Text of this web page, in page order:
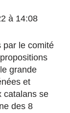
à 14:08
par le comité
grande
et
catalans se
des 8